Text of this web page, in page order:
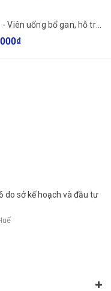
soát cân nặng
cũng làm mứt được.
chất tự nhiên.
xay mịn – không
e819 - Viên uống bổ gan, hỗ trợ chức năng gan Blackmores Milk Thistle (42 viên)
do sở kế hoạch và đầu tư